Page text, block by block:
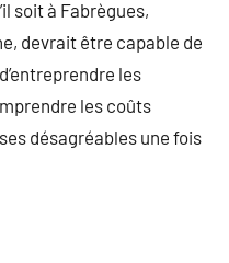
soit à Fabrègues,
devrait être capable de
les
les coûts
désagréables une fois